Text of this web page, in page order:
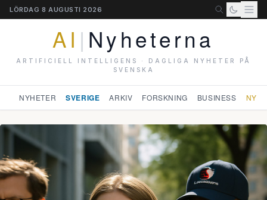
LÖRDAG 8 AUGUSTI 2026
AI | Nyheterna
ARTIFICIELL INTELLIGENS · DAGLIGA NYHETER PÅ
SVENSKA
NYHETER SVERIGE ARKIV FORSKNING BUSINESS